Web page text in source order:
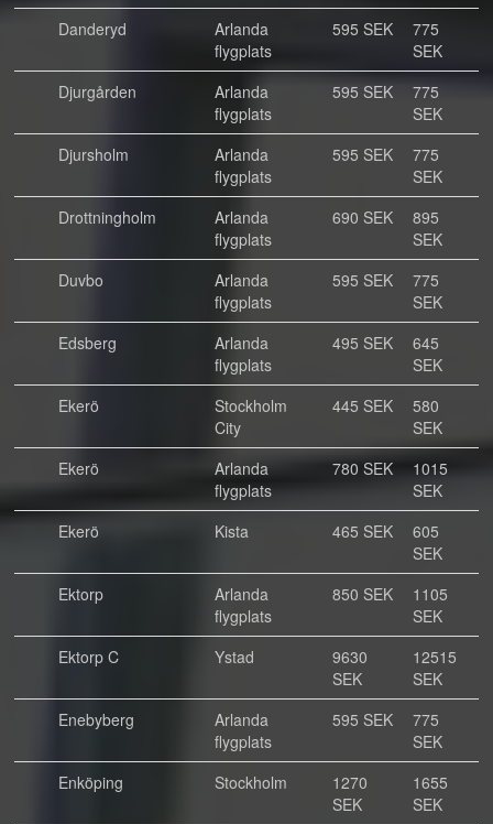
Danderyd
Arlanda
flygplats
595 SEK
775
SEK
Djurgården
Arlanda
flygplats
595 SEK
775
SEK
Djursholm
Arlanda
flygplats
595 SEK
775
SEK
Drottningholm
Arlanda
flygplats
690 SEK
895
SEK
Duvbo
Arlanda
flygplats
595 SEK
775
SEK
Edsberg
Arlanda
flygplats
495 SEK
645
SEK
Ekerö
Stockholm
City
445 SEK
580
SEK
Ekerö
Arlanda
flygplats
780 SEK
1015
SEK
Ekerö
Kista 465 SEK
605
SEK
Ektorp
Arlanda
flygplats
850 SEK
1105
SEK
Ektorp C
Ystad
9630
SEK
12515
SEK
Enebyberg
Arlanda
flygplats
595 SEK
775
SEK
Enköping
Stockholm
1270
SEK
1655
SEK